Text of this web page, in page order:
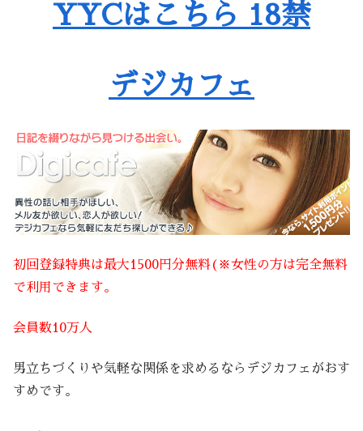
YYCはこちら 18禁
デジカフェ
初回登録特典は最大1500円分無料(※女性の方は完全無料
で利用できます。
会員数10万人
男立ちづくりや気軽な関係を求めるならデジカフェがおす
すめです。